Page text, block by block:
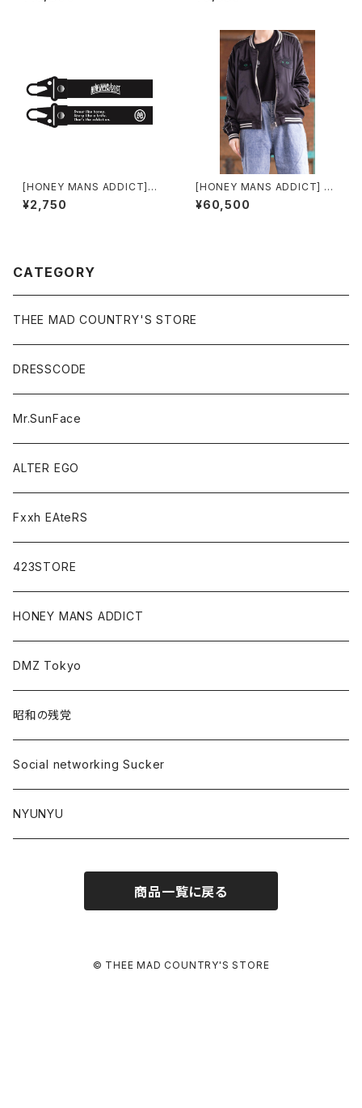
[HONEY MANS ADDICT]キ
ーストラップ
¥2,750
[HONEY MANS ADDICT] CA
Tスカジャン
¥60,500
CATEGORY
THEE MAD COUNTRY'S STORE
DRESSCODE
Mr.SunFace
ALTER EGO
Fxxh EAteRS
423STORE
HONEY MANS ADDICT
DMZ Tokyo
昭和の残党
Social networking Sucker
NYUNYU
商品一覧に戻る
© THEE MAD COUNTRY'S STORE